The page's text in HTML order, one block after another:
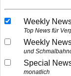
Weekly
Top News für
Weekly
und
Special
monatlich